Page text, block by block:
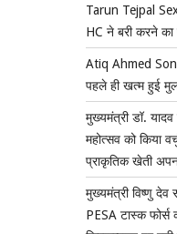
Tarun Tejpal
HC ने बरी करने का
Atiq Ahmed
पहले ही खत्म हुई
मुख्यमंत्री डॉ.
महोत्सव को किया
प्राकृतिक खेती
मुख्यमंत्री विष्णु देव
PESA टास्क फोर्स